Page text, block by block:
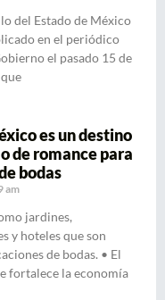
del Estado de México
en el periódico
el pasado 15 de
es un destino
de romance para
bodas
am
jardines,
y hoteles que son
de bodas. • El
fortalece la economía